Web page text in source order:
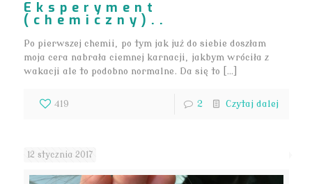
Eksperyment
(chemiczny)..
Po pierwszej chemii, po tym jak już do siebie doszłam
moja cera nabrała ciemnej karnacji, jakbym wróciła z
wakacji ale to podobno normalne. Da się to […]
419 2 Czytaj dalej
12 stycznia 2017